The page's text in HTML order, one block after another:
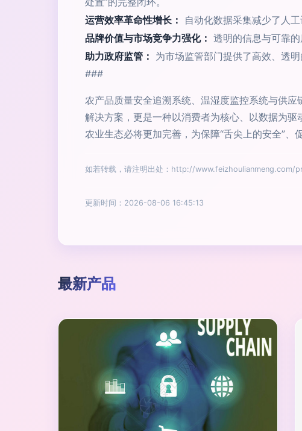
运营效率革命性增长：
自动化数据采集减少了人
品牌价值与市场竞争力强化： 透明的信息与可靠
助力政府监管： 为市场监管部门提供了高效、透
###
农产品质量安全追溯系统、温湿度监控系统与供
解决方案，更是一种以消费者为核心、以数据为
农业生态必将更加完善，为保障“舌尖上的安全”、
如若转载，请注明出处：http://www.feizhoulianmeng.com/
更新时间：2026-08-06 16:45:13
最新产品